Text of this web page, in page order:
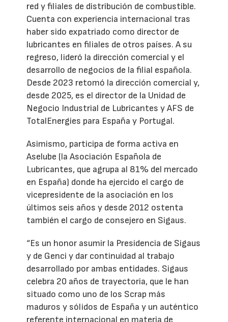
red y filiales de distribución de combustible.
Cuenta con experiencia internacional tras
haber sido expatriado como director de
lubricantes en filiales de otros países. A su
regreso, lideró la dirección comercial y el
desarrollo de negocios de la filial española.
Desde 2023 retomó la dirección comercial y,
desde 2025, es el director de la Unidad de
Negocio Industrial de Lubricantes y AFS de
TotalEnergies para España y Portugal.
Asimismo, participa de forma activa en
Aselube (la Asociación Española de
Lubricantes, que agrupa al 81% del mercado
en España) donde ha ejercido el cargo de
vicepresidente de la asociación en los
últimos seis años y desde 2012 ostenta
también el cargo de consejero en Sigaus.
“Es un honor asumir la Presidencia de Sigaus
y de Genci y dar continuidad al trabajo
desarrollado por ambas entidades. Sigaus
celebra 20 años de trayectoria, que le han
situado como uno de los Scrap más
maduros y sólidos de España y un auténtico
referente internacional en materia de